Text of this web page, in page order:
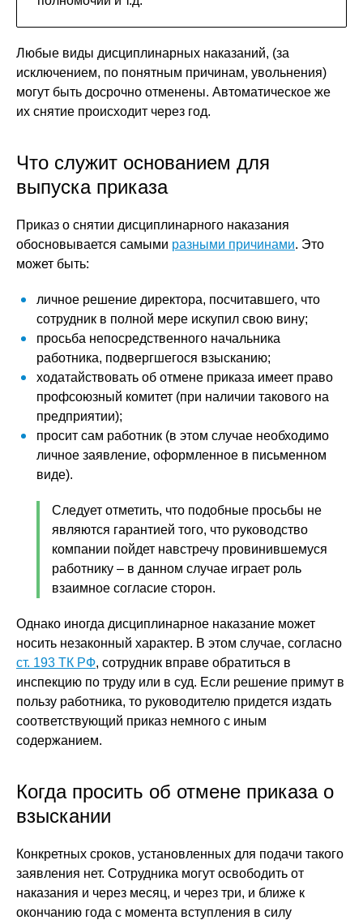
Любые виды дисциплинарных наказаний, (за
исключением, по понятным причинам, увольнения)
могут быть досрочно отменены. Автоматическое же
их снятие происходит через год.
Что служит основанием для
выпуска приказа
Приказ о снятии дисциплинарного наказания
обосновывается самыми разными причинами. Это
может быть:
личное решение директора, посчитавшего, что
сотрудник в полной мере искупил свою вину;
просьба непосредственного начальника
работника, подвергшегося взысканию;
ходатайствовать об отмене приказа имеет право
профсоюзный комитет (при наличии такового на
предприятии);
просит сам работник (в этом случае необходимо
личное заявление, оформленное в письменном
виде).
Следует отметить, что подобные просьбы не
являются гарантией того, что руководство
компании пойдет навстречу провинившемуся
работнику – в данном случае играет роль
взаимное согласие сторон.
Однако иногда дисциплинарное наказание может
носить незаконный характер. В этом случае, согласно
ст. 193 ТК РФ, сотрудник вправе обратиться в
инспекцию по труду или в суд. Если решение примут в
пользу работника, то руководителю придется издать
соответствующий приказ немного с иным
содержанием.
Когда просить об отмене приказа о
взыскании
Конкретных сроков, установленных для подачи такого
заявления нет. Сотрудника могут освободить от
наказания и через месяц, и через три, и ближе к
окончанию года с момента вступления в силу